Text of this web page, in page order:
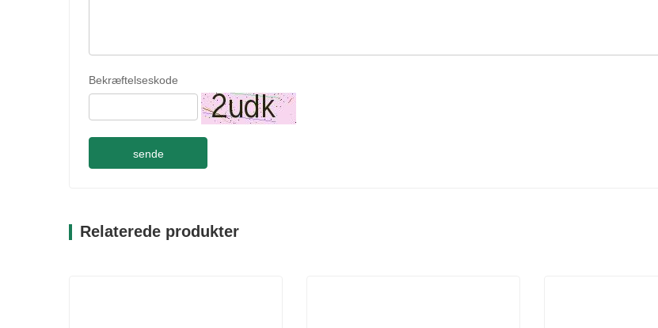
Bekræftelseskode
sende
Relaterede produkter